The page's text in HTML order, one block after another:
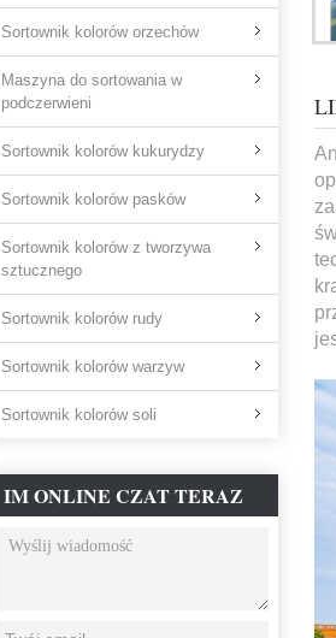
Sortownik kolorów orzechów
Maszyna do sortowania w
podczerwieni
Sortownik kolorów kukurydzy
Sortownik kolorów pasków
Sortownik kolorów z tworzywa
sztucznego
Sortownik kolorów rudy
Sortownik kolorów warzyw
Sortownik kolorów soli
IM ONLINE CZAT TERAZ